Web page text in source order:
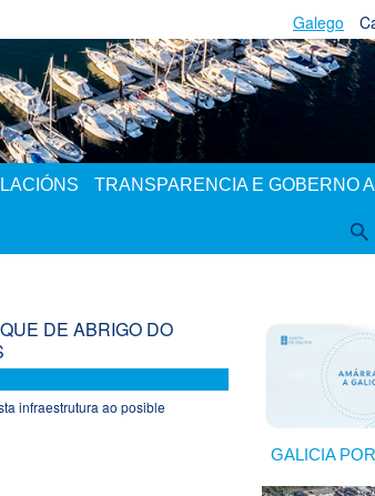
Galego
TRANSPARENCIA E GOBERNO
GALICIA
DE ABRIGO DO
infraestrutura ao posible